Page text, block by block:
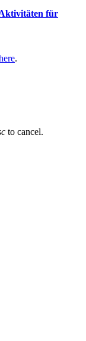
für
.
to cancel.